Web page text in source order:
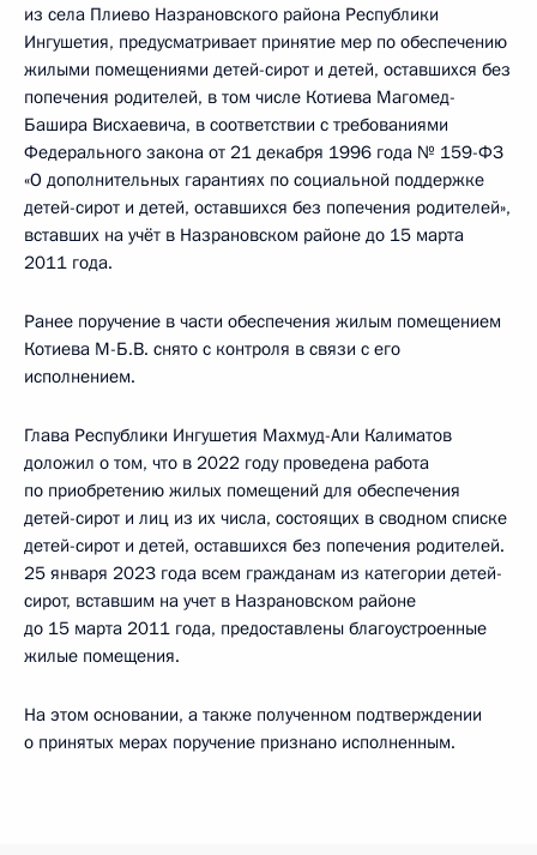
из села Плиево Назрановского района Республики
Ингушетия, предусматривает принятие мер по обеспечению
жилыми помещениями детей-сирот и детей, оставшихся без
попечения родителей, в том числе Котиева Магомед-
Башира Висхаевича, в соответствии с требованиями
Федерального закона от 21 декабря 1996 года № 159-ФЗ
«О дополнительных гарантиях по социальной поддержке
детей-сирот и детей, оставшихся без попечения родителей»,
вставших на учёт в Назрановском районе до 15 марта
2011 года.
Ранее поручение в части обеспечения жилым помещением
Котиева M-Б.В. снято с контроля в связи с его
исполнением.
Глава Республики Ингушетия Махмуд-Али Калиматов
доложил о том, что в 2022 году проведена работа
по приобретению жилых помещений для обеспечения
детей-сирот и лиц из их числа, состоящих в сводном списке
детей-сирот и детей, оставшихся без попечения родителей.
25 января 2023 года всем гражданам из категории детей-
сирот, вставшим на учет в Назрановском районе
до 15 марта 2011 года, предоставлены благоустроенные
жилые помещения.
На этом основании, а также полученном подтверждении
о принятых мерах поручение признано исполненным.